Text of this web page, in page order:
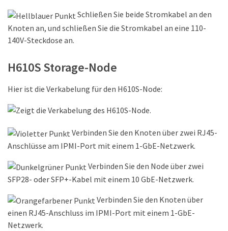
Schließen Sie beide Stromkabel an den
Knoten an, und schließen Sie die Stromkabel an eine 110-
140V-Steckdose an.
H610S Storage-Node
Hier ist die Verkabelung für den H610S-Node:
Verbinden Sie den Knoten über zwei RJ45-
Anschlüsse am IPMI-Port mit einem 1-GbE-Netzwerk.
Verbinden Sie den Node über zwei
SFP28- oder SFP+-Kabel mit einem 10 GbE-Netzwerk.
Verbinden Sie den Knoten über
einen RJ45-Anschluss im IPMI-Port mit einem 1-GbE-
Netzwerk.